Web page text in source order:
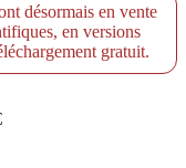
désormais en vente
en versions
gratuit.